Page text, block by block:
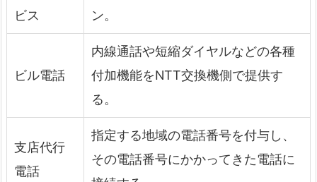
ビス
ン。
ビル電話
内線通話や短縮ダイヤルなどの各種
付加機能をNTT交換機側で提供す
る。
支店代行
電話
指定する地域の電話番号を付与し、
その電話番号にかかってきた電話に